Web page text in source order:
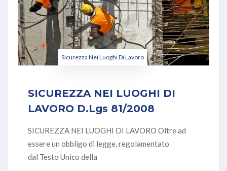
Sicurezza Nei Luoghi Di Lavoro
SICUREZZA NEI LUOGHI DI
LAVORO D.Lgs 81/2008
SICUREZZA NEI LUOGHI DI LAVORO Oltre ad
essere un obbligo di legge, regolamentato
dal Testo Unico della